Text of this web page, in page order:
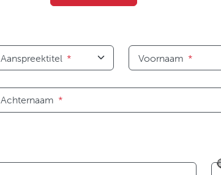
Aanspreektitel * Voornaam *
Achternaam *